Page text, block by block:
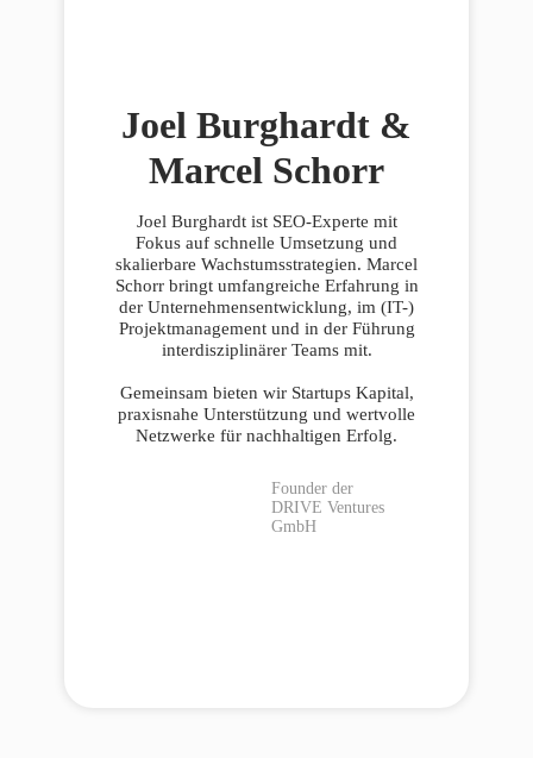
Joel Burghardt &
Marcel Schorr
Joel Burghardt ist SEO-Experte mit
Fokus auf schnelle Umsetzung und
skalierbare Wachstumsstrategien. Marcel
Schorr bringt umfangreiche Erfahrung in
der Unternehmensentwicklung, im (IT-)
Projektmanagement und in der Führung
interdisziplinärer Teams mit.
Gemeinsam bieten wir Startups Kapital,
praxisnahe Unterstützung und wertvolle
Netzwerke für nachhaltigen Erfolg.
Founder der
DRIVE Ventures
GmbH